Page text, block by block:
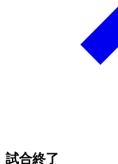
試合終了